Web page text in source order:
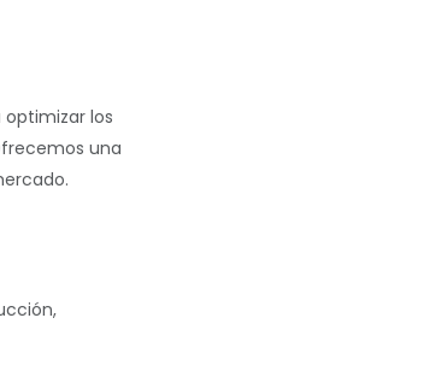
los
una